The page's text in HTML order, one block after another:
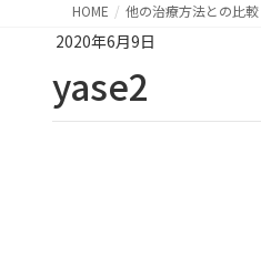
HOME 他の治療方法との比較
2020年6月9日
yase2